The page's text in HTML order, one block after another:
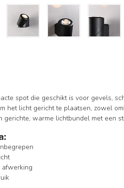
spot die geschikt is voor gevels,
het licht gericht te plaatsen, zowel
warme lichtbundel met een
afwerking